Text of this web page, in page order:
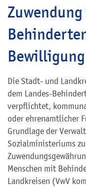
Bewilligung
Die Stadt- und
dem Landes-
verpflichtet,
oder ehrenamtlicher
Grundlage der
Sozialministeriums
Menschen mit
Landkreisen (VwV